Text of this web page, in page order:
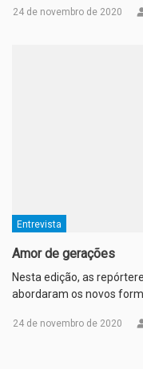
24 de novembro de 2020
Entrevista
Amor de gerações
Nesta edição, as
abordaram os novos
24 de novembro de 2020